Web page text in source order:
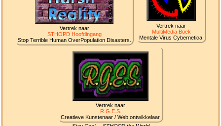
Vertrek naar
STHOPD Hoofdingang
Stop Terrible Human OverPopulation Disasters.
Vertrek naar
MultiMedia Boek
Mentale Virus Cybernetica.
Vertrek naar
R.G.E.S.
Creatieve Kunstenaar / Web ontwikkelaar.